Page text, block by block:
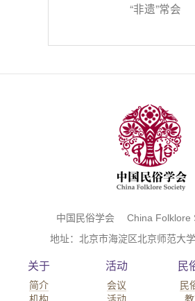
“非遗”常会
中国民俗学会 China Folklore
地址：北京市海淀区北京师范大
关于
简介
活动
会议
民
民